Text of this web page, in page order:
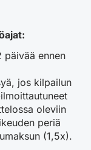
päivää ennen
jos kilpailun
oleviin
periä
(1,5x).